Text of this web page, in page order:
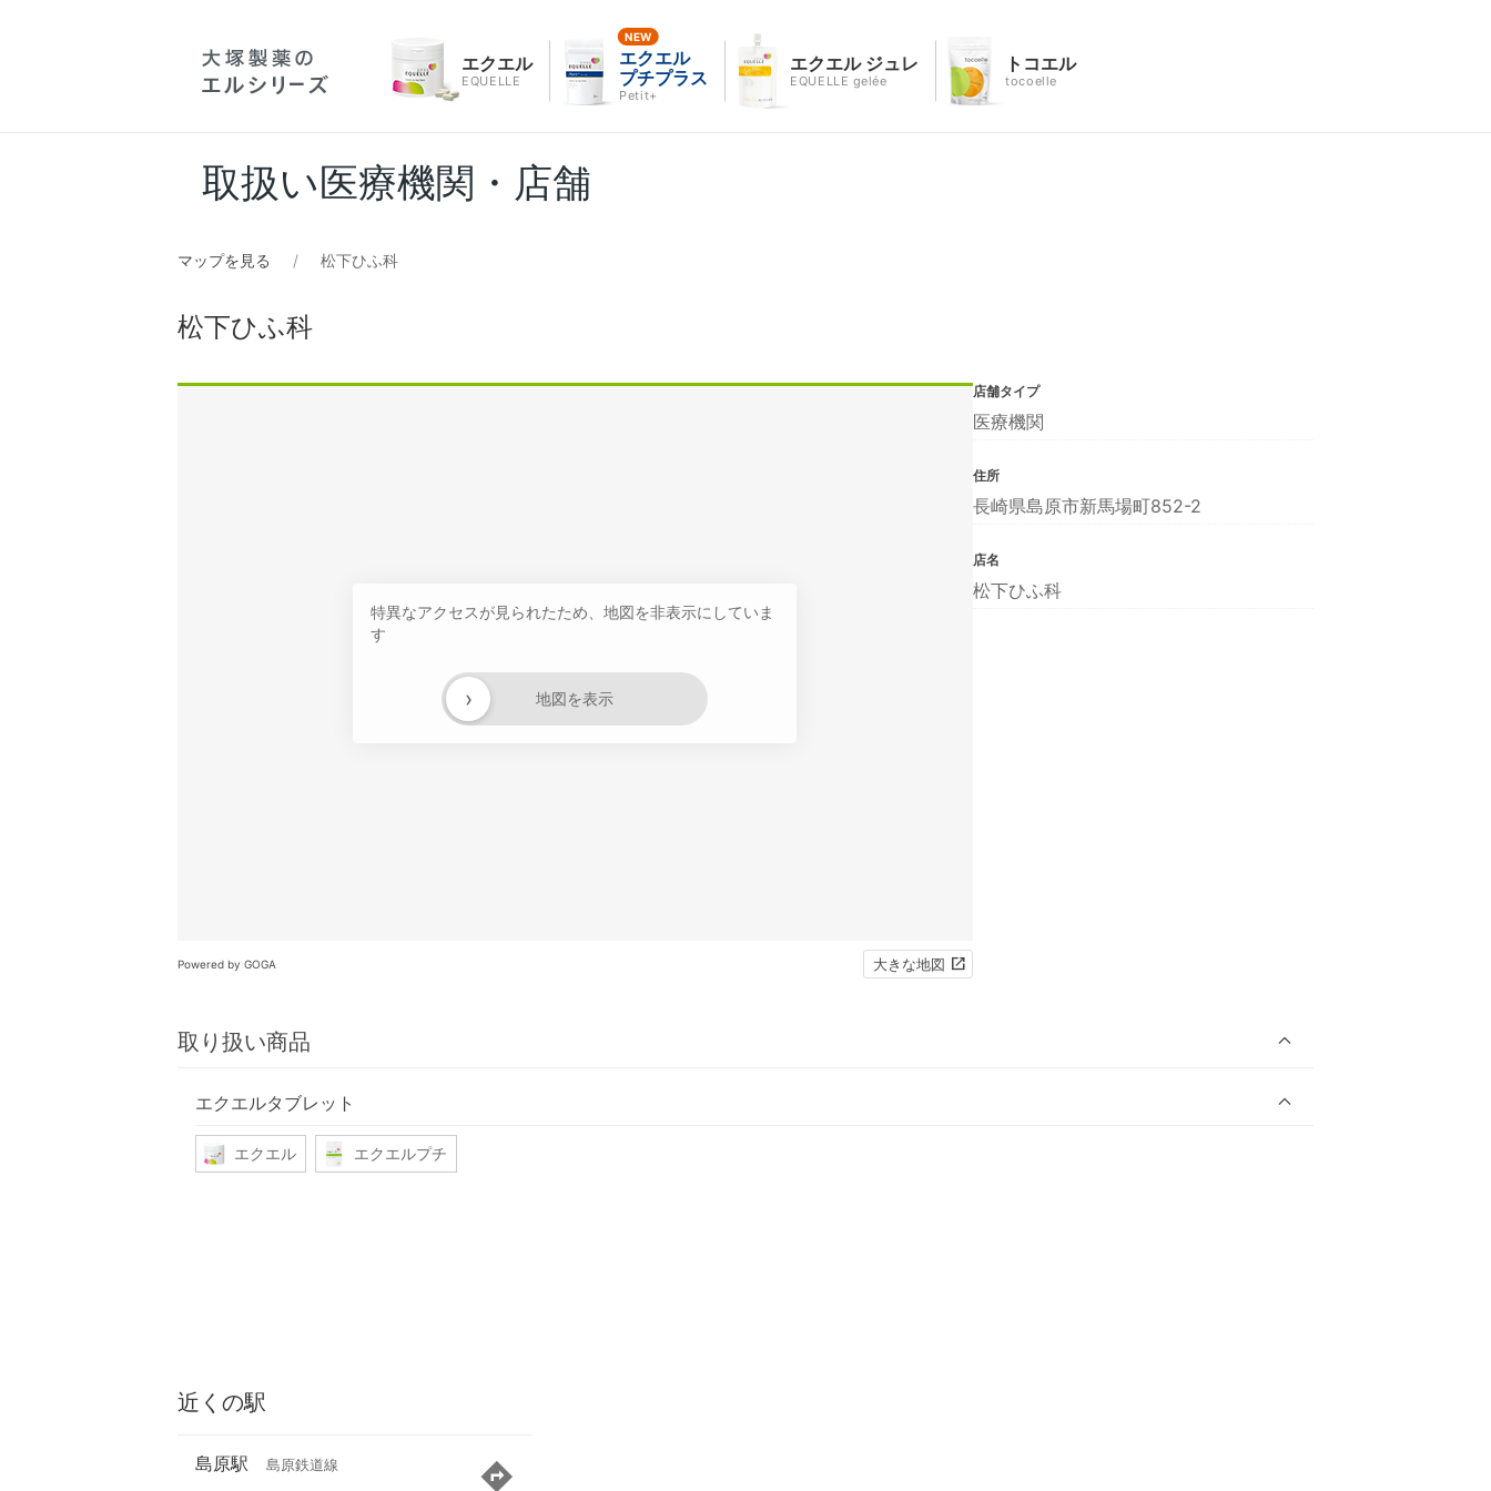
エクエル
EQUELLE
エクエル
プチプラス
Petit+
エクエル ジュレ
EQUELLE gelée
トコエル
tocoelle
取扱い医療機関・店舗
マップを見る 松下ひふ科
松下ひふ科
特異なアクセスが見られたため、地図を非表示にしていま
す
地図を表示
›
Powered by GOGA 大きな地図
取り扱い商品
エクエルタブレット
エクエル エクエルプチ
店舗タイプ
医療機関
住所
長崎県島原市新馬場町852-2
店名
松下ひふ科
近くの駅
島原駅 島原鉄道線